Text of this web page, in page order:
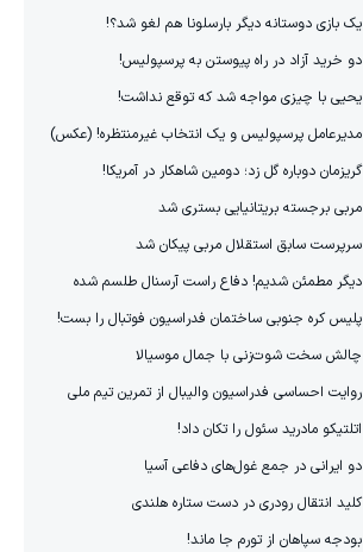
یک بازی دوستانه دیگر بارسلونا هم لغو شد؟!
دو خرید آزاد در راه پیوستن به پرسپولیس!
یحیی با چیزی مواجه شد که توقع نداشت!
مدیرعامل پرسپولیس و یک انتخاب غیرمنتظره! (عکس)
گریزمان دوباره گل زد؛ دومین شاهکار در آمریکا!
مربی برجسته بریتانیایی بستری شد
سرپرست سابق استقلال مربی پیکان شد
دیگر مطمئن شدیم! دفاع راست آرسنال طلسم شده
پلیس کره ‌جنوبی ساختمان فدراسیون فوتبال را بست!
چالش سخت شوت‌زنی با جمال موسیالا
روایت احساسی فدراسیون والیبال از تمرین تیم ملی
اتلتیکو مادرید سئول را تکان داد!
دو ایرانی در جمع غول‌های دفاعی آسیا
کلید انتقال رودری در دست ستاره هلندی
بودجه سپاهان از تورم جا ماند!